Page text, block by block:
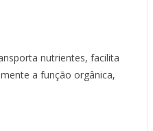
nutrientes, facilita
a função orgânica,